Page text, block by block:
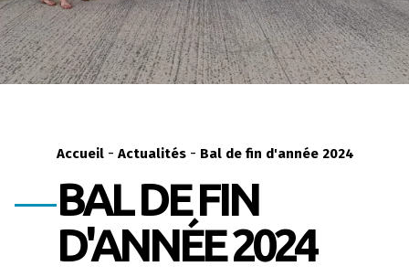
Accueil - Actualités - Bal de fin d'année 2024
BAL DE FIN
D'ANNÉE 2024